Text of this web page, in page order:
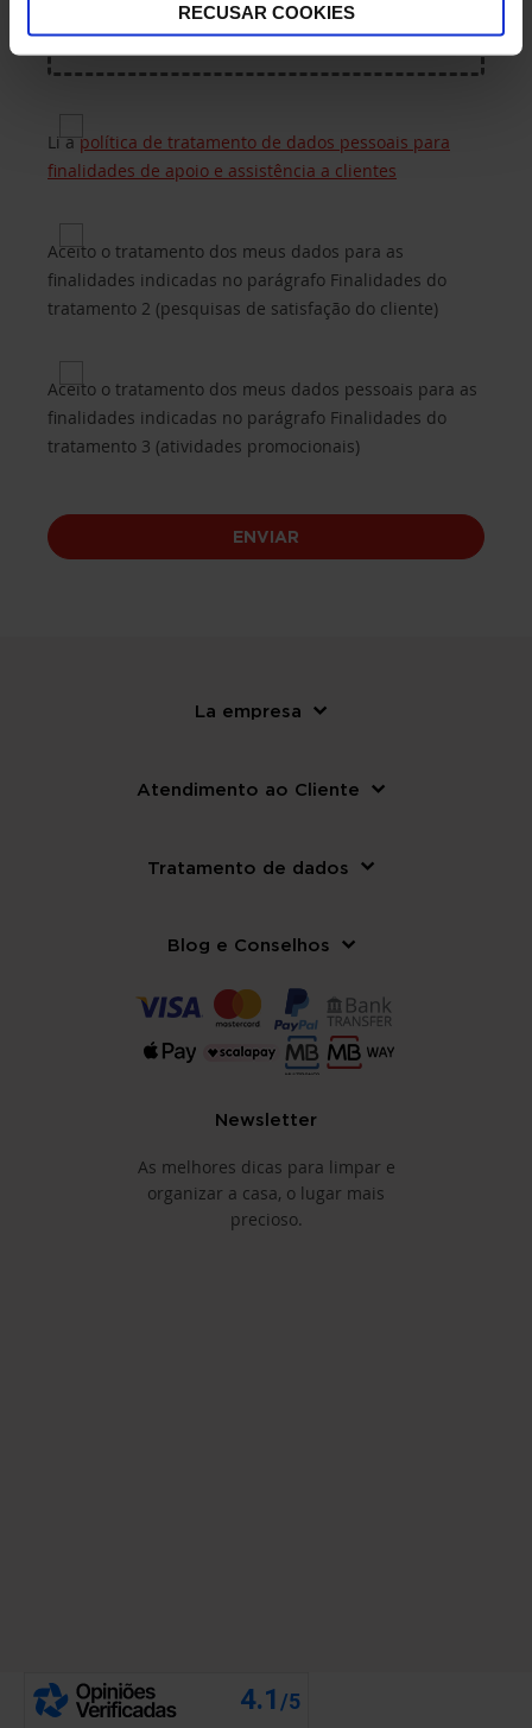
RECUSAR COOKIES
Adicione ficheiros ou solte aqui
Privacy for Processing of customers’ personal
Li a política de tratamento de dados pessoais para
finalidades de apoio e assistência a clientes
Privacy 2 for Purposes of processing B.2
Aceito o tratamento dos meus dados para as
finalidades indicadas no parágrafo Finalidades do
tratamento 2 (pesquisas de satisfação do cliente)
Privacy 3 for Purposes of processing B.3
Aceito o tratamento dos meus dados pessoais para as
finalidades indicadas no parágrafo Finalidades do
tratamento 3 (atividades promocionais)
ENVIAR
La empresa
Atendimento ao Cliente
Tratamento de dados
Blog e Conselhos
Newsletter
As melhores dicas para limpar e
organizar a casa, o lugar mais
precioso.